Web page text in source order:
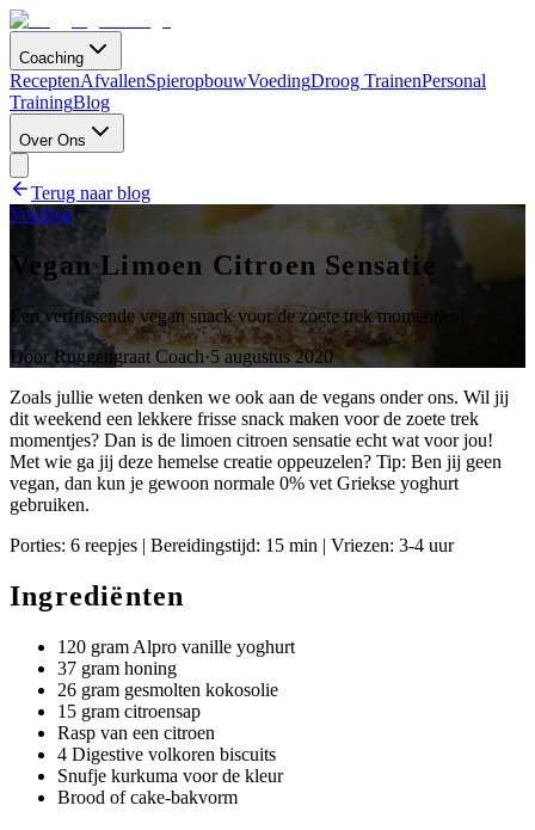
Coaching
ReceptenAfvallenSpieropbouwVoedingDroog TrainenPersonal
TrainingBlog
Over Ons
Terug naar blog
Voeding
Vegan Limoen Citroen Sensatie
Een verfrissende vegan snack voor de zoete trek momentjes!
DoorRuggengraat Coach·5 augustus 2020
Zoals jullie weten denken we ook aan de vegans onder ons. Wil jij
dit weekend een lekkere frisse snack maken voor de zoete trek
momentjes? Dan is de limoen citroen sensatie echt wat voor jou!
Met wie ga jij deze hemelse creatie oppeuzelen? Tip: Ben jij geen
vegan, dan kun je gewoon normale 0% vet Griekse yoghurt
gebruiken.
Porties: 6 reepjes | Bereidingstijd: 15 min | Vriezen: 3-4 uur
Ingrediënten
120 gram Alpro vanille yoghurt
37 gram honing
26 gram gesmolten kokosolie
15 gram citroensap
Rasp van een citroen
4 Digestive volkoren biscuits
Snufje kurkuma voor de kleur
Brood of cake-bakvorm